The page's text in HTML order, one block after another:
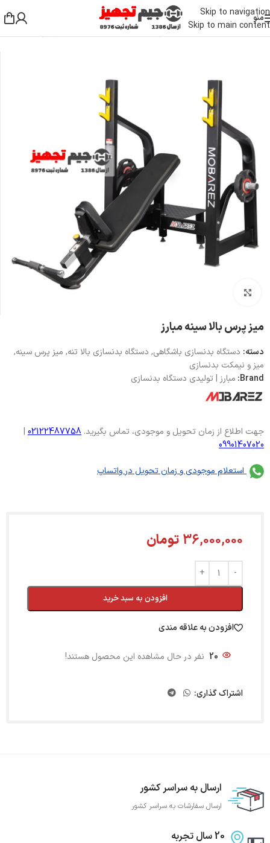
Skip to navigation
Skip to main content
منو
دستگاه بدنسازی باشگاهی/دستگاه بدنسازی بالا تنه
میز پرس بالا سینه مبارز
دسته: دستگاه بدنسازی باشگاهی, دستگاه بدنسازی بالا تنه, میز پرس سینه,
میز و نیمکت بدنسازی
Brand: مبارز | تولیدی دستگاه بدنسازی
جهت اطلاع از زمان تحویل و موجودی، تماس بگیرید. 02122487758
|
09901407020
استعلام موجودی و زمان تحویل در واتساپ
36,000,000 تومان
افزودن به سبد خرید
افزودن به علاقه مندی
20 نفر در حال مشاهده این محصول هستند!
اشتراک گذاری:
ارسال به سراسر کشور
ارسال سفارشات به سراسر کشور
20 سال تجربه